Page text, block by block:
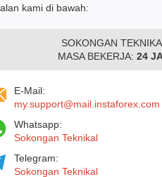
kami di bawah:
SOKONGAN
MASA BEKERJA: 24
E-Mail:
my.support@mail.instaforex.com
Whatsapp:
Sokongan Teknikal
Telegram:
Sokongan Teknikal